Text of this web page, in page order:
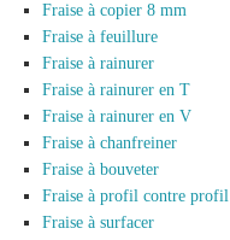
Fraise à copier 8 mm
Fraise à feuillure
Fraise à rainurer
Fraise à rainurer en T
Fraise à rainurer en V
Fraise à chanfreiner
Fraise à bouveter
Fraise à profil contre profil
Fraise à surfacer